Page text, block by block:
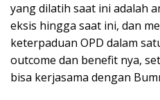
yang dilatih saat ini adalah
eksis hingga saat ini, dan
keterpaduan OPD dalam
outcome dan benefit nya,
bisa kerjasama dengan